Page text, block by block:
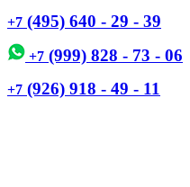
+7 (495) 640 - 29 - 39
+7 (999) 828 - 73 - 06
+7 (926) 918 - 49 - 11